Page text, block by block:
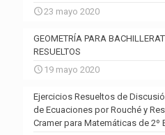
23 mayo 2020
GEOMETRÍA PARA
RESUELTOS
19 mayo 2020
Ejercicios Resueltos de
de Ecuaciones por Rouché y
Cramer para Matemáticas de 2º